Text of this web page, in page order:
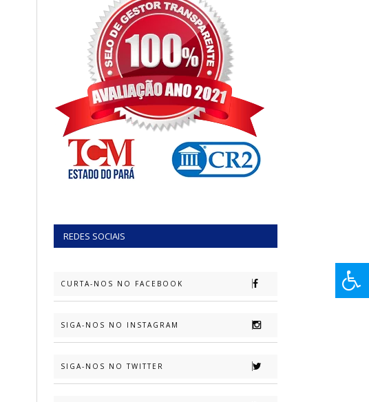
REDES SOCIAIS
CURTA-NOS NO FACEBOOK
SIGA-NOS NO INSTAGRAM
SIGA-NOS NO TWITTER